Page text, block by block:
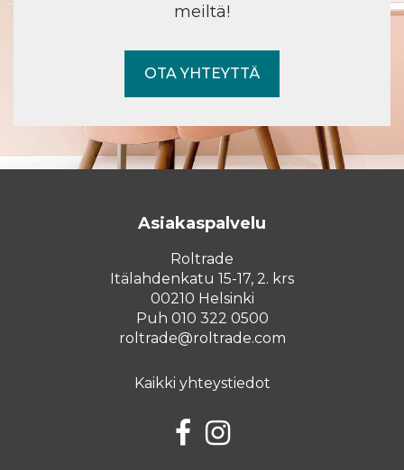
meiltä!
OTA YHTEYTTÄ
Asiakaspalvelu
Roltrade
Itälahdenkatu 15-17, 2. krs
00210 Helsinki
Puh 010 322 0500
roltrade@roltrade.com
Kaikki yhteystiedot
FacebookInstagram